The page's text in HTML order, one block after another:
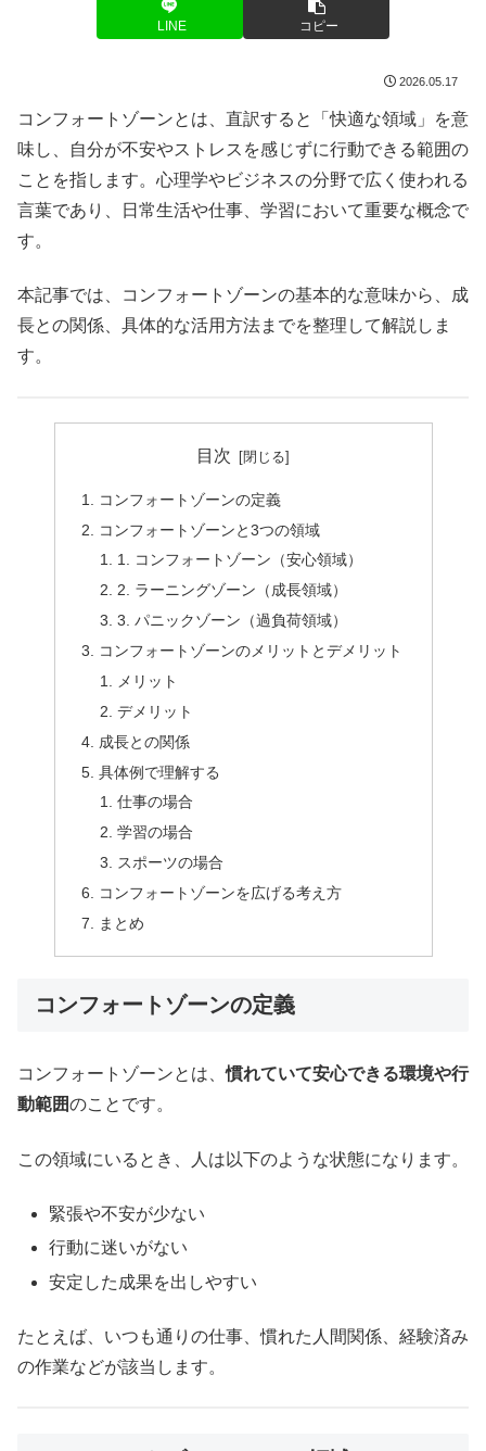
LINE コピー
2026.05.17
コンフォートゾーンとは、直訳すると「快適な領域」を意
味し、自分が不安やストレスを感じずに行動できる範囲の
ことを指します。心理学やビジネスの分野で広く使われる
言葉であり、日常生活や仕事、学習において重要な概念で
す。
本記事では、コンフォートゾーンの基本的な意味から、成
長との関係、具体的な活用方法までを整理して解説しま
す。
目次
コンフォートゾーンの定義
コンフォートゾーンと3つの領域
1. コンフォートゾーン（安心領域）
2. ラーニングゾーン（成長領域）
3. パニックゾーン（過負荷領域）
コンフォートゾーンのメリットとデメリット
メリット
デメリット
成長との関係
具体例で理解する
仕事の場合
学習の場合
スポーツの場合
コンフォートゾーンを広げる考え方
まとめ
コンフォートゾーンの定義
コンフォートゾーンとは、慣れていて安心できる環境や行
動範囲のことです。
この領域にいるとき、人は以下のような状態になります。
緊張や不安が少ない
行動に迷いがない
安定した成果を出しやすい
たとえば、いつも通りの仕事、慣れた人間関係、経験済み
の作業などが該当します。